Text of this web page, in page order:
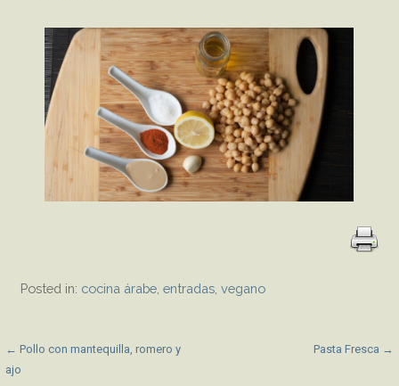
Posted in: cocina árabe ,entradas ,vegano
P
← Pollo con mantequilla, romero y
ajo
Pasta Fresca →